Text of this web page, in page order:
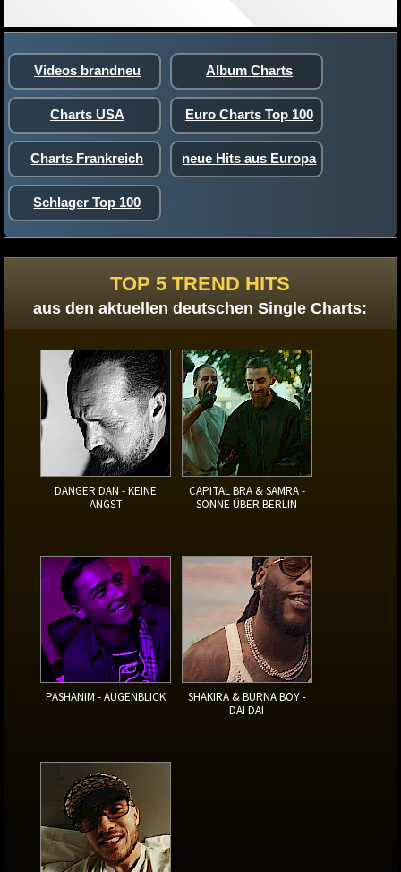
Videos brandneu Album Charts
Charts USA Euro Charts Top 100
Charts Frankreich neue Hits aus Europa
Schlager Top 100
TOP 5 TREND HITS
aus den aktuellen deutschen Single Charts:
DANGER DAN - KEINE
ANGST
CAPITAL BRA & SAMRA -
SONNE ÜBER BERLIN
PASHANIM - AUGENBLICK
SHAKIRA & BURNA BOY -
DAI DAI